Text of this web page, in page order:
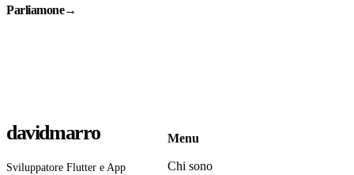
Parliamone→
davidmarro
Sviluppatore Flutter e App
Menu
Chi sono